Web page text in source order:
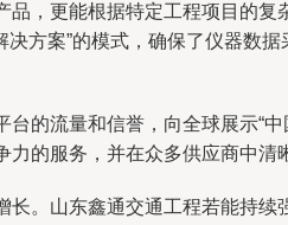
，更能根据特定工程项目的复
方案”的模式，确保了仪器数
的流量和信誉，向全球展示“中
的服务，并在众多供应商中清
。山东鑫通交通工程若能持